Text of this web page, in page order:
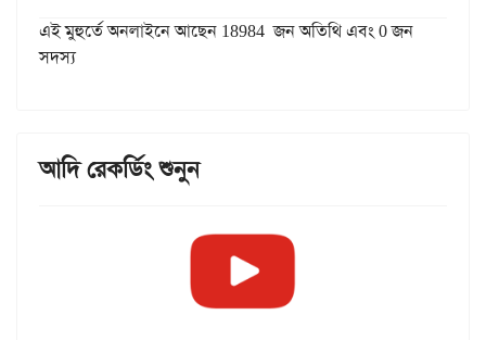
এই মুহুর্তে অনলাইনে আছেন 18984 জন অতিথি এবং 0 জন
সদস্য
আদি রেকর্ডিং শুনুন